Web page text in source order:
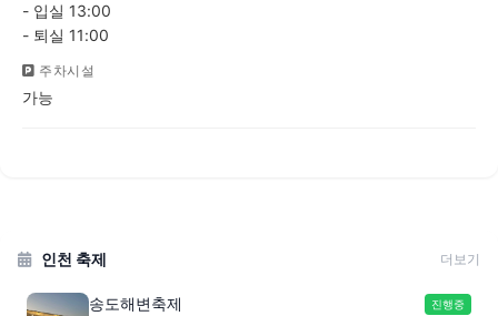
- 입실 13:00
- 퇴실 11:00
주차시설
가능
인천 축제 더보기
송도해변축제 진행중